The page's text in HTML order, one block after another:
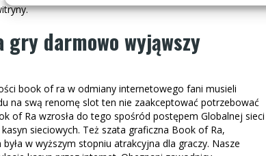
darmowo wyjąwszy
book of ra w odmiany internetowego fani musieli
na swą renomę slot ten nie zaakceptować potrzebować
of Ra wzrosła do tego spośród postępem Globalnej sieci
sieciowych. Też szata graficzna Book of Ra,
w wyższym stopniu atrakcyjna dla graczy. Nasze